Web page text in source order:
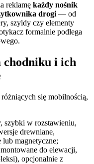
reklamę każdy nośnik
drogi — od
szyldy czy elementy
formalnie podlega
chodniku i ich
się mobilnością,
szybki w rozstawieniu,
drewniane,
magnetyczne;
do elewacji,
opcjonalnie z